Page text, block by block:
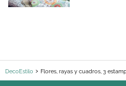
DecoEstilo Flores, rayas y cuadros, 3